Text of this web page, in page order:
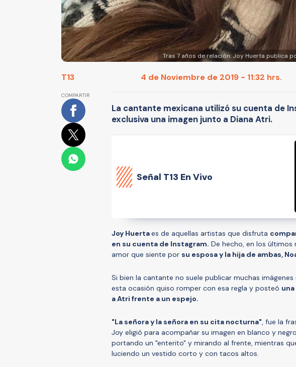
Tras 7 años de relación: Joy Huerta publica
T13 4 de Noviembre de 2019 - 11:32 hrs.
COMPARTIR
La cantante mexicana utilizó su cuenta de
exclusiva una imagen junto a Diana Atri.
Señal T13 En Vivo
Joy Huertaes de aquellas artistas que disfruta
en su cuenta de Instagram. De hecho, en los
amor que siente por su esposa y la hija de ambas,
Si bien la cantante no suele publicar muchas
esta ocasión quiso romper con esa regla y posteó
a Atri frente a un espejo.
"La señora y la señora en su cita nocturna", fue la
Joy eligió para acompañar su imagen en blanco y
portando un "enterito" y mirando al frente, mientras
luciendo un vestido corto y con tacos altos.